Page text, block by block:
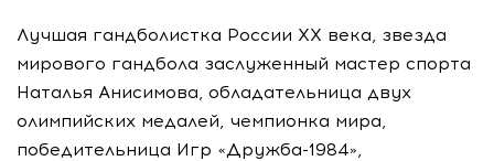
Лучшая гандболистка России ХХ века, звезда
мирового гандбола заслуженный мастер спорта
Наталья Анисимова, обладательница двух
олимпийских медалей, чемпионка мира,
победительница Игр «Дружба-1984»,